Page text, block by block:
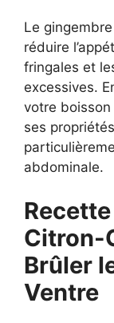
Le
réduire
fringales et
excessives.
votre
ses
abdominale.
Citron-
Brûler
Ventre